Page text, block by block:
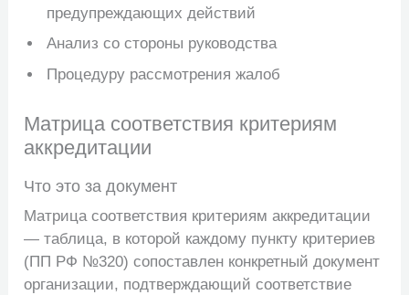
предупреждающих действий
Анализ со стороны руководства
Процедуру рассмотрения жалоб
Матрица соответствия критериям
аккредитации
Что это за документ
Матрица соответствия критериям аккредитации
— таблица, в которой каждому пункту критериев
(ПП РФ №320) сопоставлен конкретный документ
организации, подтверждающий соответствие